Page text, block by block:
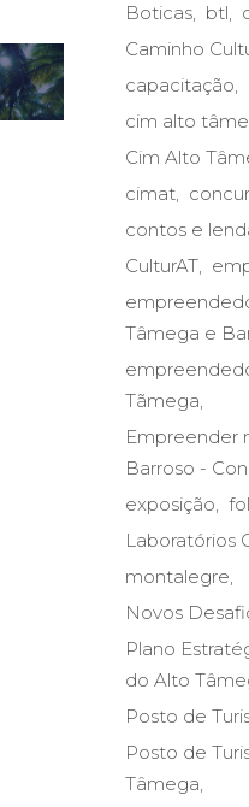
Boticas
btl
Caminho
capacitação
cim alto
Cim Alto
cimat
contos e
CulturAT
Tâmega e
Tãmega
Empreender
Barroso -
exposição
Laboratórios
montalegre
Novos
Plano
do Alto
Posto de
Posto de
Tâmega